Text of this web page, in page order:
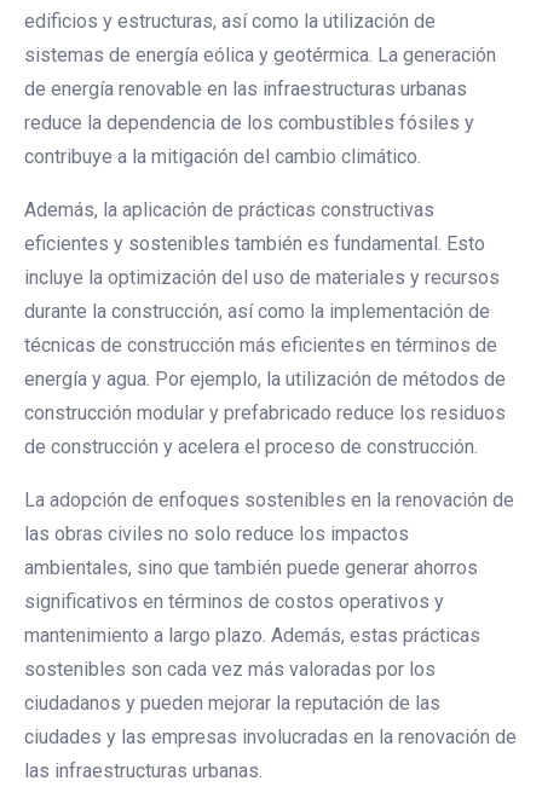
edificios y estructuras, así como la utilización de
sistemas de energía eólica y geotérmica. La generación
de energía renovable en las infraestructuras urbanas
reduce la dependencia de los combustibles fósiles y
contribuye a la mitigación del cambio climático.
Además, la aplicación de prácticas constructivas
eficientes y sostenibles también es fundamental. Esto
incluye la optimización del uso de materiales y recursos
durante la construcción, así como la implementación de
técnicas de construcción más eficientes en términos de
energía y agua. Por ejemplo, la utilización de métodos de
construcción modular y prefabricado reduce los residuos
de construcción y acelera el proceso de construcción.
La adopción de enfoques sostenibles en la renovación de
las obras civiles no solo reduce los impactos
ambientales, sino que también puede generar ahorros
significativos en términos de costos operativos y
mantenimiento a largo plazo. Además, estas prácticas
sostenibles son cada vez más valoradas por los
ciudadanos y pueden mejorar la reputación de las
ciudades y las empresas involucradas en la renovación de
las infraestructuras urbanas.